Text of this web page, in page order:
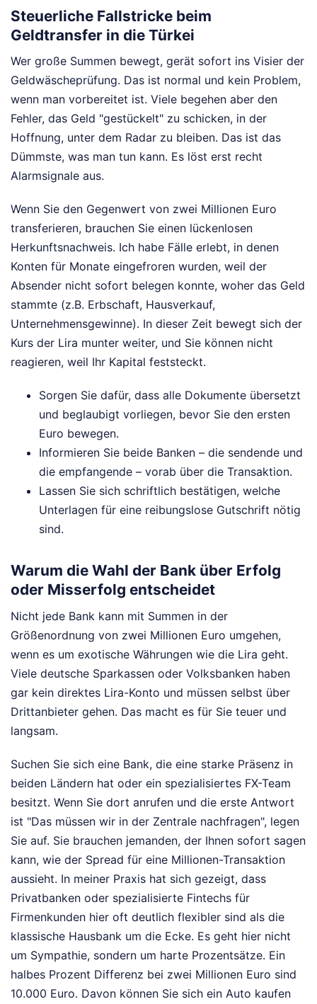
Steuerliche Fallstricke beim
Geldtransfer in die Türkei
Wer große Summen bewegt, gerät sofort ins Visier der
Geldwäscheprüfung. Das ist normal und kein Problem,
wenn man vorbereitet ist. Viele begehen aber den
Fehler, das Geld "gestückelt" zu schicken, in der
Hoffnung, unter dem Radar zu bleiben. Das ist das
Dümmste, was man tun kann. Es löst erst recht
Alarmsignale aus.
Wenn Sie den Gegenwert von zwei Millionen Euro
transferieren, brauchen Sie einen lückenlosen
Herkunftsnachweis. Ich habe Fälle erlebt, in denen
Konten für Monate eingefroren wurden, weil der
Absender nicht sofort belegen konnte, woher das Geld
stammte (z.B. Erbschaft, Hausverkauf,
Unternehmensgewinne). In dieser Zeit bewegt sich der
Kurs der Lira munter weiter, und Sie können nicht
reagieren, weil Ihr Kapital feststeckt.
Sorgen Sie dafür, dass alle Dokumente übersetzt
und beglaubigt vorliegen, bevor Sie den ersten
Euro bewegen.
Informieren Sie beide Banken – die sendende und
die empfangende – vorab über die Transaktion.
Lassen Sie sich schriftlich bestätigen, welche
Unterlagen für eine reibungslose Gutschrift nötig
sind.
Warum die Wahl der Bank über Erfolg
oder Misserfolg entscheidet
Nicht jede Bank kann mit Summen in der
Größenordnung von zwei Millionen Euro umgehen,
wenn es um exotische Währungen wie die Lira geht.
Viele deutsche Sparkassen oder Volksbanken haben
gar kein direktes Lira-Konto und müssen selbst über
Drittanbieter gehen. Das macht es für Sie teuer und
langsam.
Suchen Sie sich eine Bank, die eine starke Präsenz in
beiden Ländern hat oder ein spezialisiertes FX-Team
besitzt. Wenn Sie dort anrufen und die erste Antwort
ist "Das müssen wir in der Zentrale nachfragen", legen
Sie auf. Sie brauchen jemanden, der Ihnen sofort sagen
kann, wie der Spread für eine Millionen-Transaktion
aussieht. In meiner Praxis hat sich gezeigt, dass
Privatbanken oder spezialisierte Fintechs für
Firmenkunden hier oft deutlich flexibler sind als die
klassische Hausbank um die Ecke. Es geht hier nicht
um Sympathie, sondern um harte Prozentsätze. Ein
halbes Prozent Differenz bei zwei Millionen Euro sind
10.000 Euro. Davon können Sie sich ein Auto kaufen